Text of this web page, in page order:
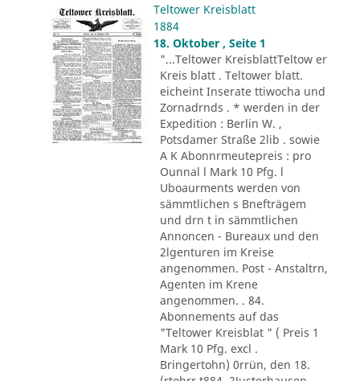
Teltower Kreisblatt
1884
18. Oktober , Seite 1
"...Teltower KreisblattTeltow er
Kreis blatt . Teltower blatt.
eicheint Inserate ttiwocha und
Zornadrnds . * werden in der
Expedition : Berlin W. ,
Potsdamer Straße 2lib . sowie
A K Abonnrmeutepreis : pro
Ounnal l Mark 10 Pfg. l
Uboaurments werden von
sämmtlichen s Bnefträgem
und drn t in sämmtlichen
Annoncen - Bureaux und den
2lgenturen im Kreise
angenommen. Post - Anstaltrn,
Agenten im Krene
angenommen. . 84.
Abonnements auf das
"Teltower Kreisblat " ( Preis 1
Mark 10 Pfg. excl .
Bringertohn) 0rrün, den 18.